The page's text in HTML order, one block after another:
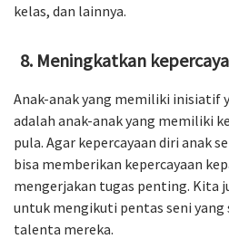
kelas, dan lainnya.
Meningkatkan
Anak-anak yang memiliki inisiatif
adalah anak-anak yang memiliki
pula. Agar kepercayaan diri anak
bisa memberikan kepercayaan
mengerjakan tugas penting. Kita
untuk mengikuti pentas seni yang
talenta mereka.